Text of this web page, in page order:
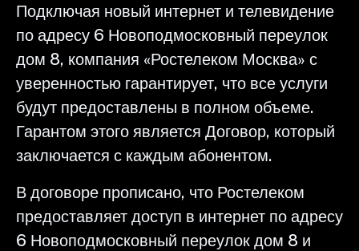
Подключая новый интернет и телевидение
по адресу 6 Новоподмосковный переулок
дом 8, компания «Ростелеком Москва» с
уверенностью гарантирует, что все услуги
будут предоставлены в полном объеме.
Гарантом этого является Договор, который
заключается с каждым абонентом.
В договоре прописано, что Ростелеком
предоставляет доступ в интернет по адресу
6 Новоподмосковный переулок дом 8 и